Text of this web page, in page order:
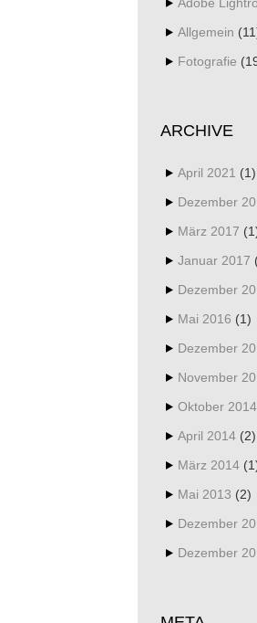
Allgemein
Fotografie
ARCHIVE
April 2021 (1)
Dezember
März 2017
Januar 2017
Dezember
Mai 2016 (1)
Dezember
November
Oktober 2014
April 2014 (2)
März 2014
Mai 2013 (2)
Dezember
Dezember